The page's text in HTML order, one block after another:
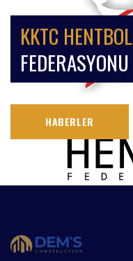
KKTC HENTBOL
FEDERASYONU
HABERLER